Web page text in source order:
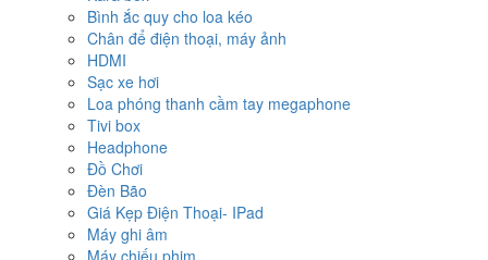
Bình ắc quy cho loa kéo
Chân để điện thoại, máy ảnh
HDMI
Sạc xe hơi
Loa phóng thanh cầm tay megaphone
Tivi box
Headphone
Đồ Chơi
Đèn Bão
Giá Kẹp Điện Thoại- IPad
Máy ghi âm
Máy chiếu phim